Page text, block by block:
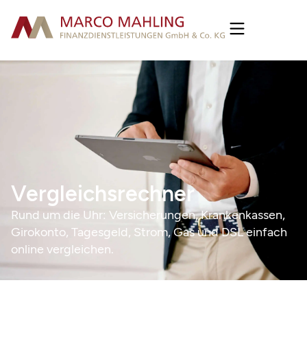
Vergleichsrechner
Rund um die Uhr: Versicherungen, Krankenkassen,
Girokonto, Tagesgeld, Strom, Gas und DSL einfach
online vergleichen.